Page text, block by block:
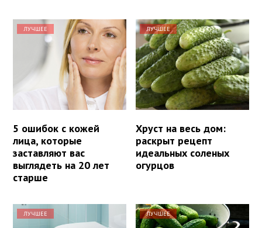
ЛУЧШЕЕ
5 ошибок с кожей
лица, которые
заставляют вас
выглядеть на 20 лет
старше
ЛУЧШЕЕ
Хруст на весь дом:
раскрыт рецепт
идеальных соленых
огурцов
ЛУЧШЕЕ ЛУЧШЕЕ